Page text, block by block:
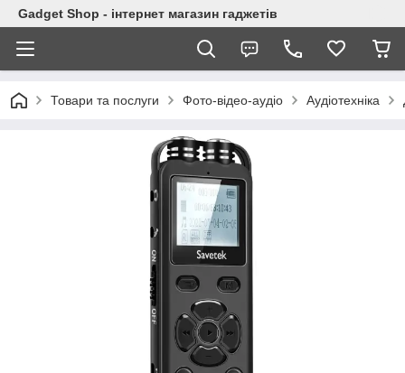
Gadget Shop - інтернет магазин гаджетів
Товари та послуги Фото-відео-аудіо Аудіотехніка